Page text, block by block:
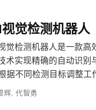
觉检测机器人
觉检测机器人是一款高
术实现精确的自动识别
据不同检测目标调整工
辉 ,代智勇